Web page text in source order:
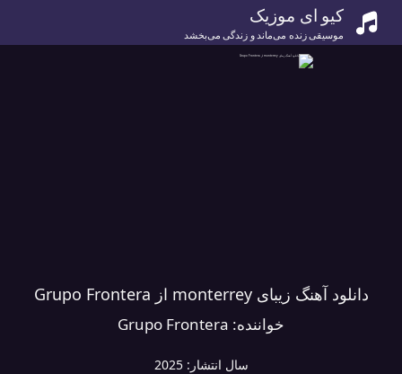
کیو ای موزیک
موسیقی زنده می‌ماند و زندگی می‌بخشد
دانلود آهنگ زیبای monterrey از Grupo Frontera
خواننده: Grupo Frontera
سال انتشار:2025